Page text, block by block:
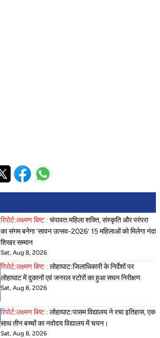
रिपोर्ट:लक्ष्मण बिष्ट : चंपावत:महिला शक्ति, संस्कृति और परंपरा
का संगम बनेगा ‘सावन उत्सव-2026’ 15 महिलाओं को मिलेगा नंदा
शिखर सम्मान
Sat, Aug 8, 2026
रिपोर्ट:लक्ष्मण बिष्ट : लोहाघाट:जिलाधिकारी के निर्देशों पर
लोहाघाट में दुकानों एवं जनरल स्टोरों का हुआ सघन निरीक्षण
Sat, Aug 8, 2026
रिपोर्ट:लक्ष्मण बिष्ट : लोहाघाट:पासम विद्यालय ने रचा इतिहास, एक
साथ तीन बच्चों का नवोदय विद्यालय में चयन।
Sat, Aug 8, 2026